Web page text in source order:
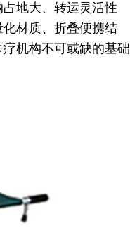
地大、转运灵活性
材质、折叠便携结
机构不可或缺的基础